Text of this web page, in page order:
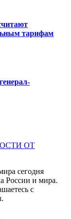
тарифам
ОТ
сегодня
России и мира.
с